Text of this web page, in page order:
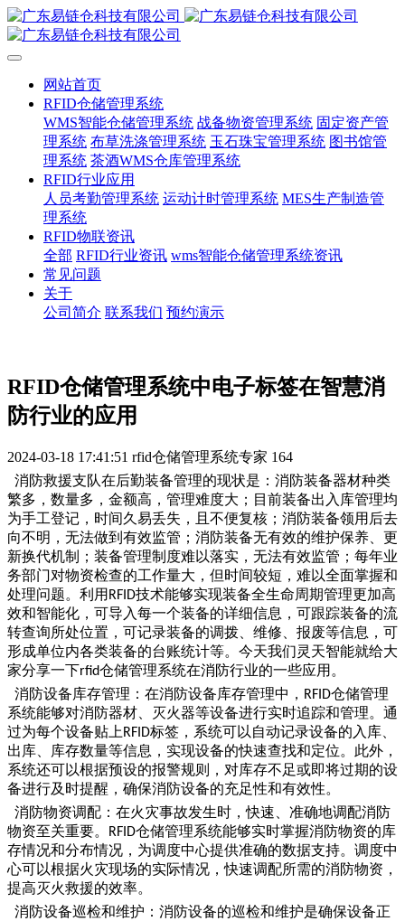
网站首页
RFID仓储管理系统
WMS智能仓储管理系统 战备物资管理系统 固定资产管
理系统 布草洗涤管理系统 玉石珠宝管理系统 图书馆管
理系统 茶酒WMS仓库管理系统
RFID行业应用
人员考勤管理系统 运动计时管理系统 MES生产制造管
理系统
RFID物联资讯
全部 RFID行业资讯 wms智能仓储管理系统资讯
常见问题
关于
公司简介 联系我们 预约演示
RFID仓储管理系统中电子标签在智慧消
防行业的应用
2024-03-18 17:41:51 rfid仓储管理系统专家 164
消防救援支队在后勤装备管理的现状是：消防装备器材种类
繁多，数量多，金额高，管理难度大；目前装备出入库管理均
为手工登记，时间久易丢失，且不便复核； 消防装备领用后去
向不明，无法做到有效监管；消防装备无有效的维护保养、更
新换代机制；装备管理制度难以落实，无法有效监管；每年业
务部门对物资检查的工作量大，但时间较短，难以全面掌握和
处理问题。利用 RFID技术能够实现装备全生命周期管理更加高
效和智能化，可导入每一个装备的详细信息，可跟踪装备的流
转查询所处位置，可记录装备的调拨、维修、报废等信息，可
形成单位内各类装备的台账统计等。今天我们灵天智能就给大
家分享一下rfid仓储管理系统在消防行业的一些应用。
消防设备库存管理：在消防设备库存管理中， RFID仓储管理
系统能够对消防器材、灭火器等设备进行实时追踪和管理。通
过为每个设备贴上 RFID标签，系统可以自动记录设备的入库、
出库、库存数量等信息，实现设备的快速查找和定位。此外，
系统还可以根据预设的报警规则，对库存不足或即将过期的设
备进行及时提醒，确保消防设备的充足性和有效性。
消防物资调配：在火灾事故发生时，快速、准确地调配消防
物资至关重要。
RFID仓储管理系统能够实时掌握消防物资的库
存情况和分布情况，为调度中心提供准确的数据支持。调度中
心可以根据火灾现场的实际情况，快速调配所需的消防物资，
提高灭火救援的效率。
消防设备巡检和维护：消防设备的巡检和维护是确保设备正